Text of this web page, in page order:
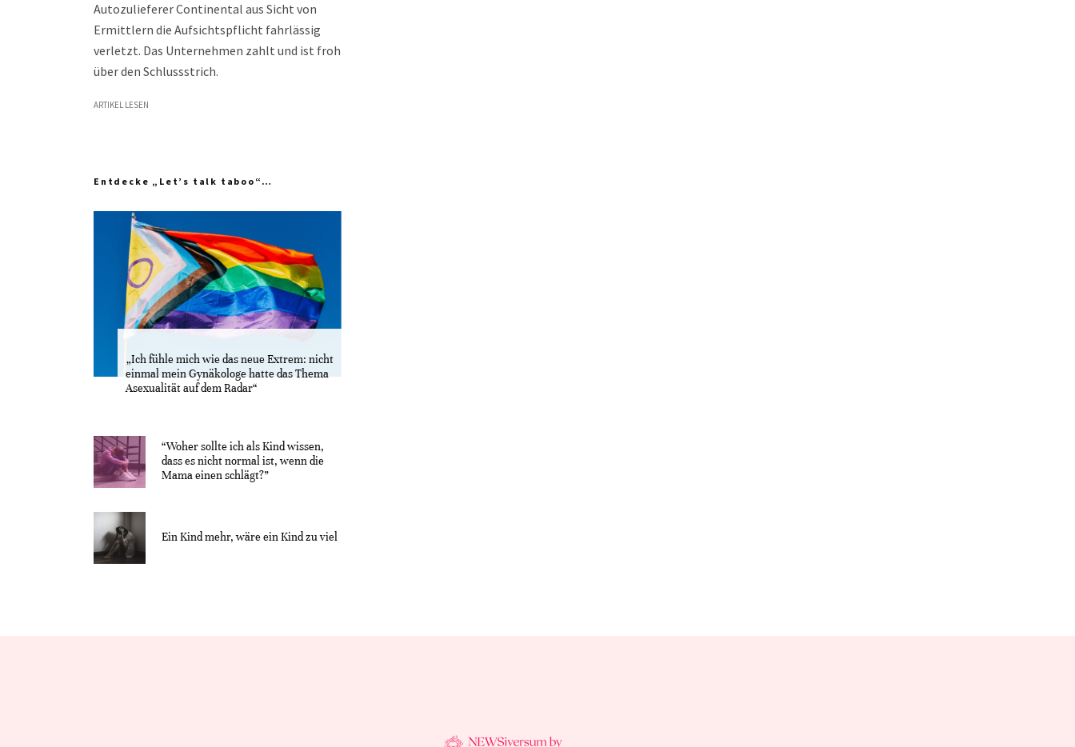
Autozulieferer Continental aus Sicht von
Ermittlern die Aufsichtspflicht fahrlässig
verletzt. Das Unternehmen zahlt und ist froh
über den Schlussstrich.
ARTIKEL LESEN
Entdecke „Let’s talk taboo“…
„Ich fühle mich wie das neue Extrem: nicht
einmal mein Gynäkologe hatte das Thema
Asexualität auf dem Radar“
“Woher sollte ich als Kind wissen,
dass es nicht normal ist, wenn die
Mama einen schlägt?”
Ein Kind mehr, wäre ein Kind zu viel